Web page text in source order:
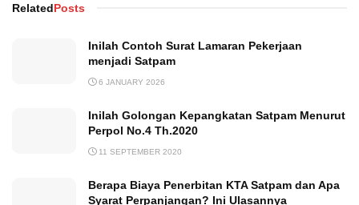
RelatedPosts
Inilah Contoh Surat Lamaran Pekerjaan
menjadi Satpam
6 JANUARY 2026
Inilah Golongan Kepangkatan Satpam Menurut
Perpol No.4 Th.2020
11 SEPTEMBER 2020
Berapa Biaya Penerbitan KTA Satpam dan Apa
Syarat Perpanjangan? Ini Ulasannya